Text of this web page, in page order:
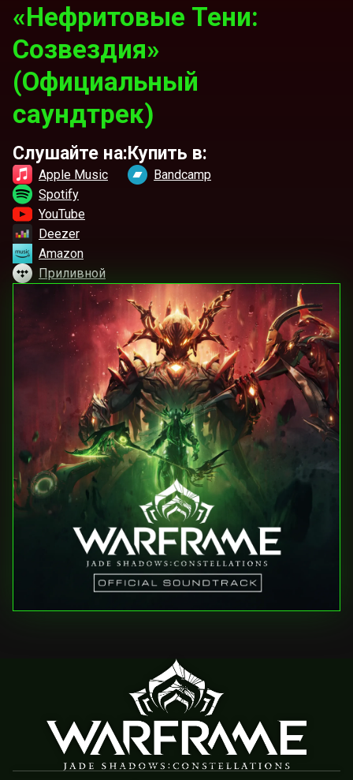
«Нефритовые Тени:
Созвездия»
(Официальный
саундтрек)
Слушайте на:
Apple Music
Spotify
YouTube
Deezer
Amazon
Приливной
Купить в:
Bandcamp